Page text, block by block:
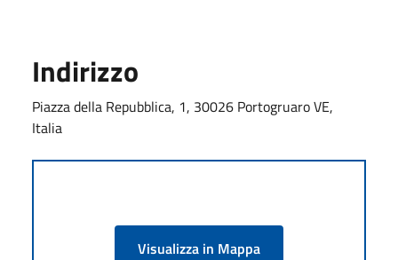
Indirizzo
Piazza della Repubblica, 1, 30026 Portogruaro VE,
Italia
Visualizza in Mappa